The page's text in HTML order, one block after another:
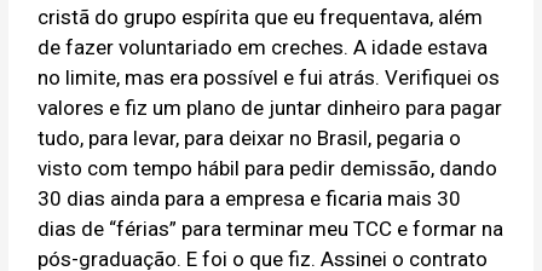
cristã do grupo espírita que eu frequentava, além
de fazer voluntariado em creches. A idade estava
no limite, mas era possível e fui atrás. Verifiquei os
valores e fiz um plano de juntar dinheiro para pagar
tudo, para levar, para deixar no Brasil, pegaria o
visto com tempo hábil para pedir demissão, dando
30 dias ainda para a empresa e ficaria mais 30
dias de “férias” para terminar meu TCC e formar na
pós-graduação. E foi o que fiz. Assinei o contrato